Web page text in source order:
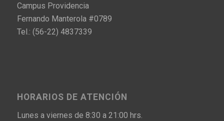
Campus Providencia
Fernando Manterola #0789
Tel.: (56-22) 4837339
HORARIOS DE ATENCIÓN
Lunes a viernes de 8:30 a 21:00 hrs.